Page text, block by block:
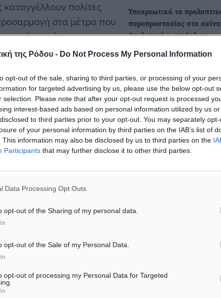
της Ρόδου - Do Not Process My Personal Information
opt-out of the sale, sharing to third parties, or processing of your
for targeted advertising by us, please use the below opt-out
selection. Please note that after your opt-out request is processed
interest-based ads based on personal information utilized by us
to third parties prior to your opt-out. You may separately
of your personal information by third parties on the IAB’s list of
This information may also be disclosed by us to third parties on the
Participants that may further disclose it to other third parties.
Data Processing Opt Outs
opt-out of the Sharing of my personal data.
opt-out of the Sale of my Personal Data.
opt-out of processing my Personal Data for Targeted
πολίτες
στα μέτρα που
χρεώσεις έχουν
ενώ η εξόφληση με
του.
αναφέρει
του να καθαρίσει ένα
Μαρκοπούλου. «Είναι
αναζητούν εργάτες για
για να το κάνουν. Έτσι,
άνθρωπος μου πήρε
για το ίδιο
Νίκος.
οικόπεδο με σπίτι
και τους ζήτησα μια
να γίνει η δουλειά
Υποχρεωτικά τα
πυροπροστασίας στα
Αναλυτικά η εγκύκλιος
Με εγκύκλιο που εξέδωσε η
υποχρεωτικότητα…
Ολοκληρωμένο πλαίσιο
προστασίας της
κληρονομιάς από τον
πυρκαγιάς - Κανονισμός…
Δημοσιεύθηκε στην